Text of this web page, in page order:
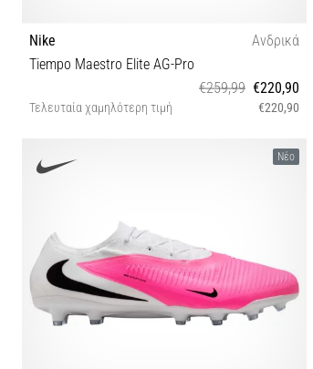
Nike
Ανδρικά
Tiempo Maestro Elite AG-Pro
€259,99 €220,90
Τελευταία χαμηλότερη τιμή €220,90
Νέο